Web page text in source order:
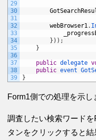
29
30
31
32
33
34
35
36
37
38
39
webBrowser1.
} ) ) ;
}
public delegate
public event
}
Form1側での処理を示し
調査したい検索ワード
タンをクリックすると